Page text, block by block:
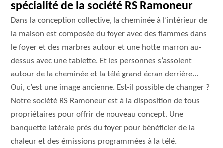
spécialité de la société RS Ramoneur
Dans la conception collective, la cheminée à l’intérieur de
la maison est composée du foyer avec des flammes dans
le foyer et des marbres autour et une hotte marron au-
dessus avec une tablette. Et les personnes s’assoient
autour de la cheminée et la télé grand écran derrière...
Oui, c’est une image ancienne. Est-il possible de changer ?
Notre société RS Ramoneur est à la disposition de tous
propriétaires pour offrir de nouveau concept. Une
banquette latérale près du foyer pour bénéficier de la
chaleur et des émissions programmées à la télé.